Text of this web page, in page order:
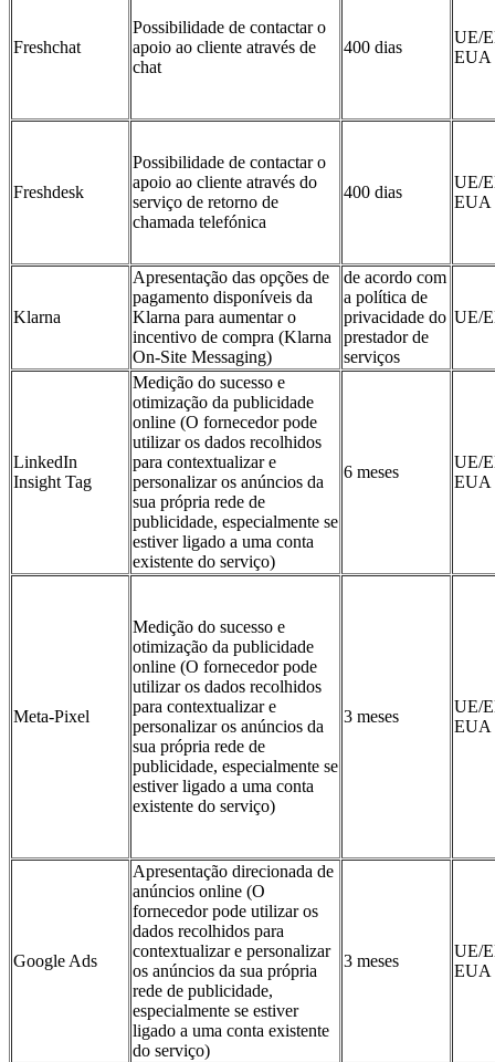
Freshchat
Possibilidade de contactar o
apoio ao cliente através de
chat
400 dias
UE/
EUA
Freshdesk
Possibilidade de contactar o
apoio ao cliente através do
serviço de retorno de
chamada telefónica
400 dias
UE/
EUA
Klarna
Apresentação das opções de
pagamento disponíveis da
Klarna para aumentar o
incentivo de compra (Klarna
On‑Site Messaging)
de acordo com
a política de
privacidade do
prestador de
serviços
UE/
LinkedIn
Insight Tag
Medição do sucesso e
otimização da publicidade
online (O fornecedor pode
utilizar os dados recolhidos
para contextualizar e
personalizar os anúncios da
sua própria rede de
publicidade, especialmente se
estiver ligado a uma conta
existente do serviço)
6 meses
UE/
EUA
Meta-Pixel
Medição do sucesso e
otimização da publicidade
online (O fornecedor pode
utilizar os dados recolhidos
para contextualizar e
personalizar os anúncios da
sua própria rede de
publicidade, especialmente se
estiver ligado a uma conta
existente do serviço)
3 meses
UE/
EUA
Google Ads
Apresentação direcionada de
anúncios online (O
fornecedor pode utilizar os
dados recolhidos para
contextualizar e personalizar
os anúncios da sua própria
rede de publicidade,
especialmente se estiver
ligado a uma conta existente
do serviço)
3 meses
UE/
EUA